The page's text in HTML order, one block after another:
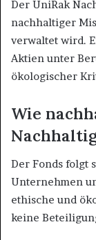
Der UniRak
nachhaltiger
verwaltet wird.
Aktien unter
ökologischer
Wie
Der Fonds folgt
Unternehmen
ethische und
keine